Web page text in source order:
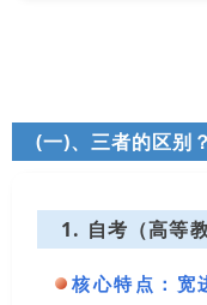
(一)、三者的区别？
1. 自考（高等
核心特点： 宽